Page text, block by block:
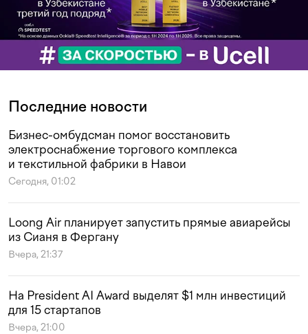
Последние новости
Бизнес-омбудсман помог восстановить
электроснабжение торгового комплекса
и текстильной фабрики в Навои
Сегодня, 01:02
Loong Air планирует запустить прямые авиарейсы
из Сианя в Фергану
Вчера, 21:37
На President AI Award выделят $1 млн инвестиций
для 15 стартапов
Вчера, 21:00